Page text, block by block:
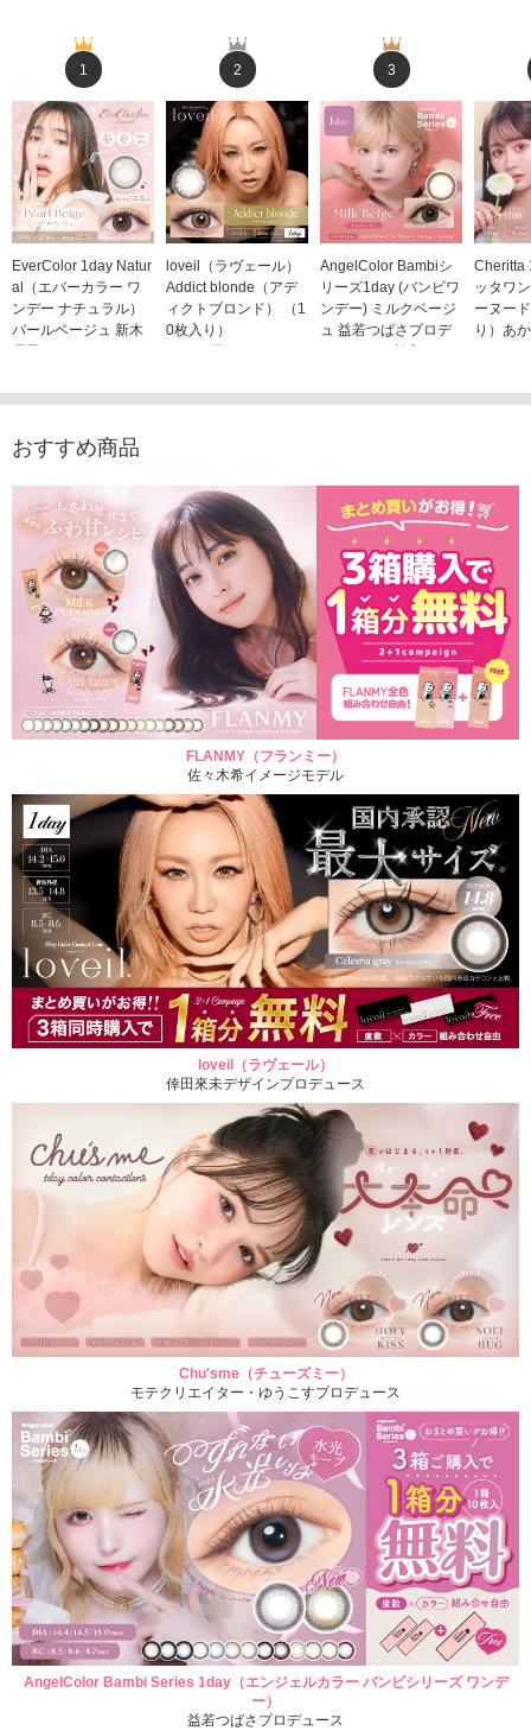
1
EverColor 1day Natur
al（エバーカラー ワ
ンデー ナチュラル）
パールベージュ 新木
優子イメージモデルカ
2,598円(税込)
2
loveil（ラヴェール）
Addict blonde（アデ
ィクトブロンド） （1
0枚入り）
1,760円
3
AngelColor Bambiシ
リーズ1day (バンビワ
ンデー) ミルクベージ
ュ 益若つばさプロデ
ュース（10枚入り）
Cheritta
ッタワ
ーヌー
り）あ
おすすめ商品
FLANMY（フランミー）
佐々木希イメージモデル
loveil（ラヴェール）
倖田來未デザインプロデュース
Chu'sme（チューズミー）
モテクリエイター・ゆうこすプロデュース
AngelColor Bambi Series 1day（エンジェルカラー バンビシリーズ ワンデ
ー）
益若つばさプロデュース